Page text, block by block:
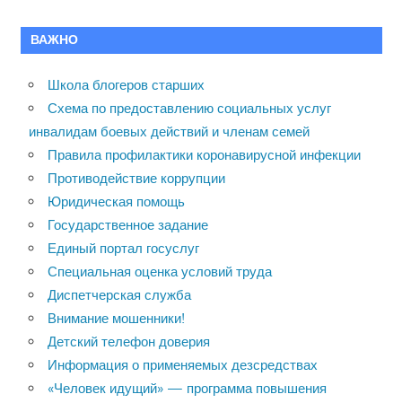
ВАЖНО
Школа блогеров старших
Схема по предоставлению социальных услуг
инвалидам боевых действий и членам семей
Правила профилактики коронавирусной инфекции
Противодействие коррупции
Юридическая помощь
Государственное задание
Единый портал госуслуг
Специальная оценка условий труда
Диспетчерская служба
Внимание мошенники!
Детский телефон доверия
Информация о применяемых дезсредствах
«Человек идущий» — программа повышения